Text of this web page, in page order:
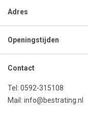
Adres
Openingstijden
Contact
Tel: 0592-315108
Mail: info@bestrating.nl